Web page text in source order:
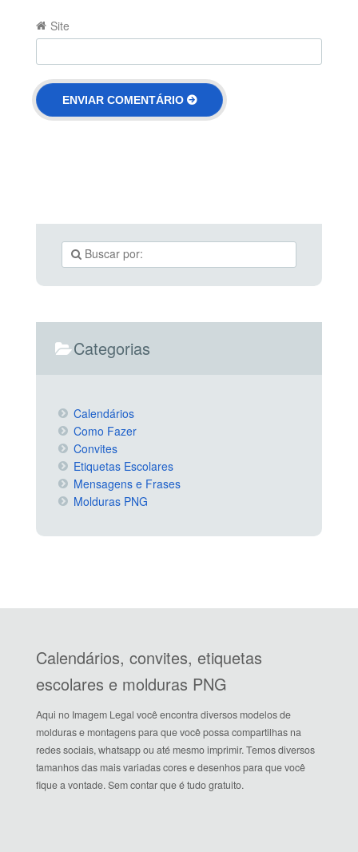
Site
Categorias
Calendários
Como Fazer
Convites
Etiquetas Escolares
Mensagens e Frases
Molduras PNG
Calendários, convites, etiquetas
escolares e molduras PNG
Aqui no Imagem Legal você encontra diversos modelos de
molduras e montagens para que você possa compartilhas na
redes sociais, whatsapp ou até mesmo imprimir. Temos diversos
tamanhos das mais variadas cores e desenhos para que você
fique a vontade. Sem contar que é tudo gratuito.